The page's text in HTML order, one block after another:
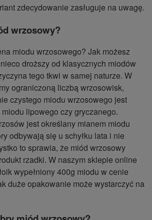
zdecydowanie zasługuje na uwagę.
wrzosowy?
miodu wrzosowego? Jak możesz
droższy od klasycznych miodów
tego tkwi w samej naturze. W
ograniczoną liczbą wrzosowisk,
czystego miodu wrzosowego jest
lipowego czy gryczanego.
jest określany mianem miodu
odbywają się u schyłku lata i nie
to sprawia, że miód wrzosowy
rzadki. W naszym sklepie online
wypełniony 400g miodu w cenie
duże opakowanie może wystarczyć na